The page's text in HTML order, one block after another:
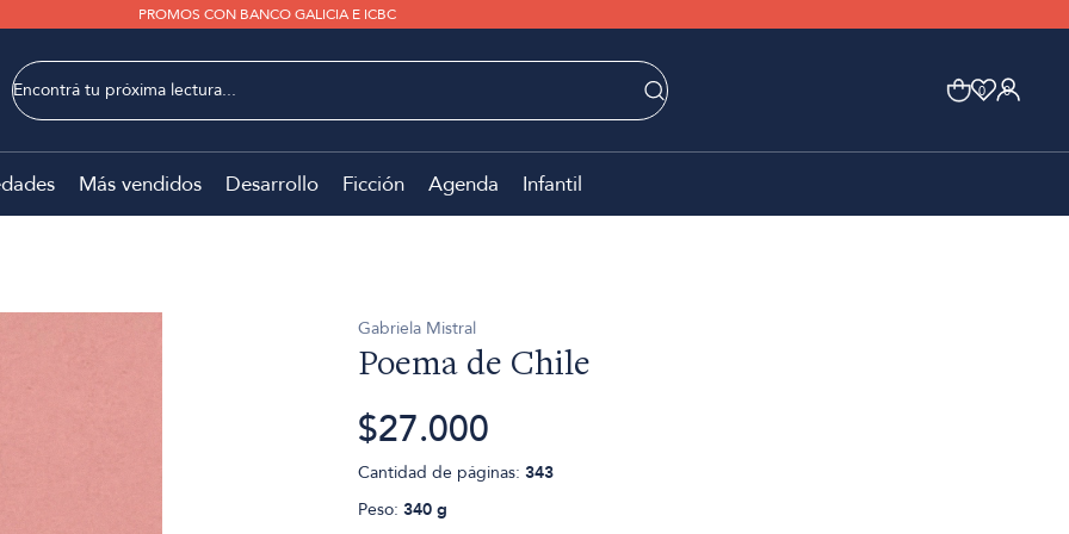
PROMOS CON BANCO GALICIA E ICBC
0 0
Más vendidos Desarrollo Ficción Agenda Infantil
Gabriela Mistral
Poema de Chile
$27.000
Cantidad de páginas: 343
Peso: 340 g